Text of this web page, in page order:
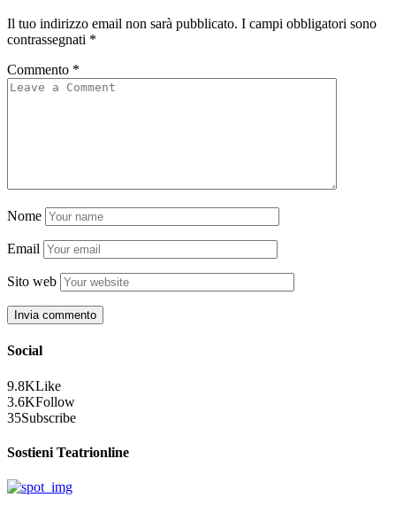
Il tuo indirizzo email non sarà pubblicato. I campi obbligatori sono
contrassegnati *
Commento *
Nome
Email
Sito web
Social
9.8KLike
3.6KFollow
35Subscribe
Sostieni Teatrionline